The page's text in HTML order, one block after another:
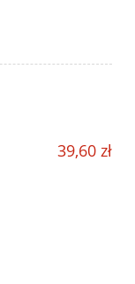
39,60 zł